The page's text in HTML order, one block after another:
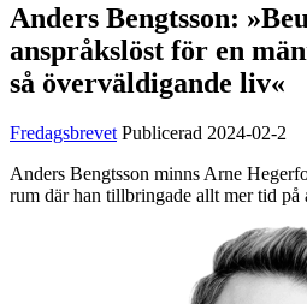
Anders Bengtsson:
anspråkslöst för en
så överväldigande liv«
Fredagsbrevet Publicerad 2024-02-2
Anders Bengtsson minns Arne
rum där han tillbringade allt mer tid på